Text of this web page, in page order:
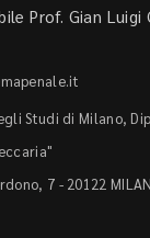
Prof. Gian Luigi
Studi di Milano,
7 - 20122